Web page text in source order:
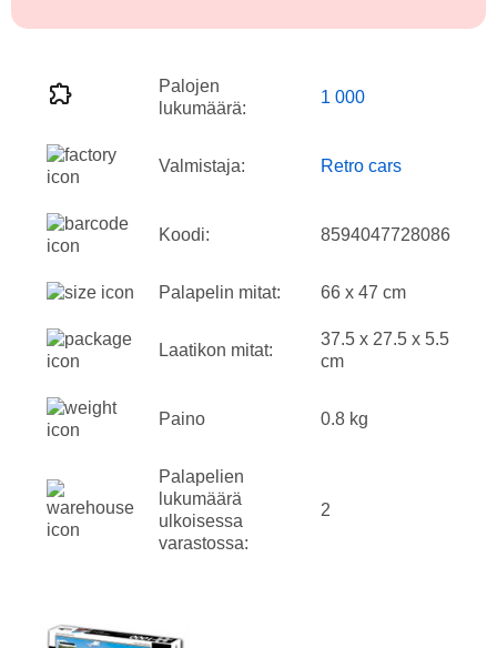
Palojen
lukumäärä:
1 000
Valmistaja: Retro cars
Koodi: 8594047728086
Palapelin mitat: 66 x 47 cm
Laatikon mitat:
37.5 x 27.5 x 5.5
cm
Paino 0.8 kg
Palapelien
lukumäärä
ulkoisessa
varastossa:
2